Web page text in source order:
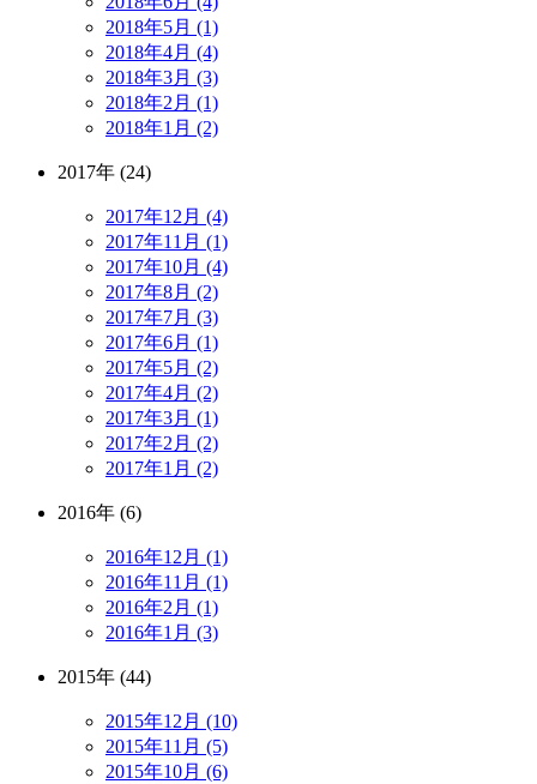
2018年5月 (1)
2018年4月 (4)
2018年3月 (3)
2018年2月 (1)
2018年1月 (2)
2017年 (24)
2017年12月 (4)
2017年11月 (1)
2017年10月 (4)
2017年8月 (2)
2017年7月 (3)
2017年6月 (1)
2017年5月 (2)
2017年4月 (2)
2017年3月 (1)
2017年2月 (2)
2017年1月 (2)
2016年 (6)
2016年12月 (1)
2016年11月 (1)
2016年2月 (1)
2016年1月 (3)
2015年 (44)
2015年12月 (10)
2015年11月 (5)
2015年10月 (6)